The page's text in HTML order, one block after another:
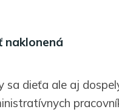
naklonená
dieťa ale aj